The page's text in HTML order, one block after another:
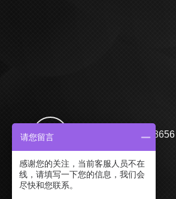
电话：400-869-3656
请您留言
感谢您的关注，当前客服人员不在
线，请填写一下您的信息，我们会
尽快和您联系。